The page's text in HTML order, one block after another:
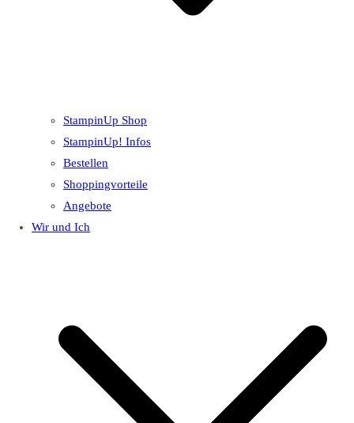
StampinUp Shop
StampinUp! Infos
Bestellen
Shoppingvorteile
Angebote
Wir und Ich